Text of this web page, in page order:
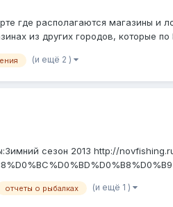
где располагаются магазины и
из других городов, которые
(и ещё 2 )
сезон 2013 http://
отчеты о рыбалках (и ещё 1 )